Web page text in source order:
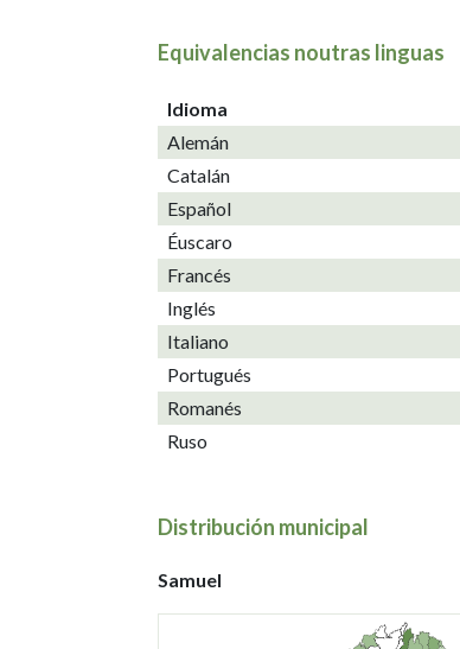
Equivalencias noutras linguas
Idioma
Alemán
Catalán
Español
Éuscaro
Francés
Inglés
Italiano
Portugués
Romanés
Ruso
Distribución municipal
Samuel